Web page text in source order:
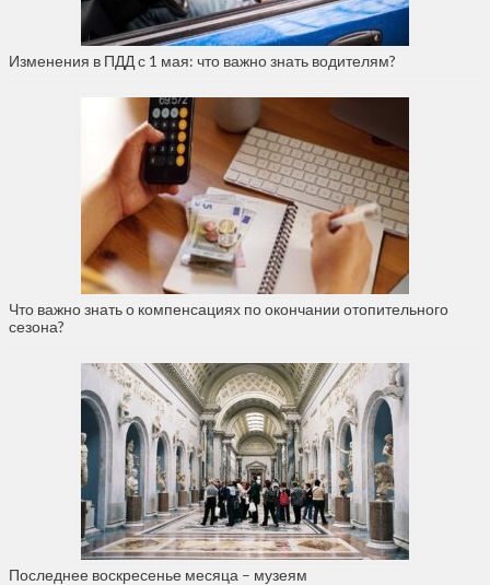
Изменения в ПДД с 1 мая: что важно знать водителям?
Что важно знать о компенсациях по окончании отопительного
сезона?
Последнее воскресенье месяца – музеям